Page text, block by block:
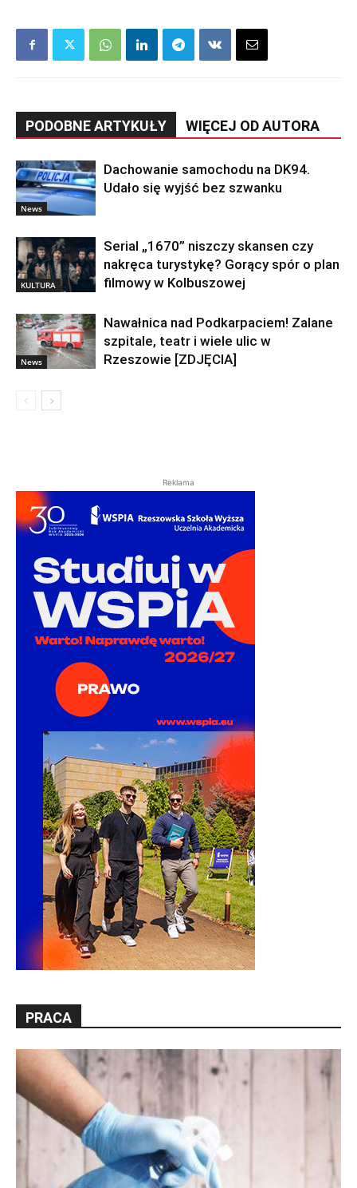
PODOBNE ARTYKUŁY WIĘCEJ OD AUTORA
News
Dachowanie samochodu na DK94.
Udało się wyjść bez szwanku
KULTURA
Serial „1670” niszczy skansen czy
nakręca turystykę? Gorący spór o plan
filmowy w Kolbuszowej
News
Nawałnica nad Podkarpaciem! Zalane
szpitale, teatr i wiele ulic w
Rzeszowie [ZDJĘCIA]
Reklama
PRACA